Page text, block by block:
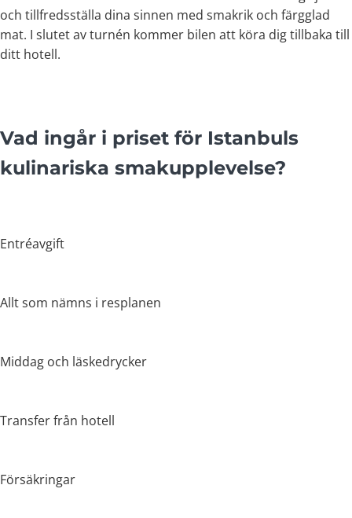
och tillfredsställa dina sinnen med smakrik och färgglad
mat. I slutet av turnén kommer bilen att köra dig tillbaka till
ditt hotell.
Vad ingår i priset för Istanbuls
kulinariska smakupplevelse?
Entréavgift
Allt som nämns i resplanen
Middag och läskedrycker
Transfer från hotell
Försäkringar